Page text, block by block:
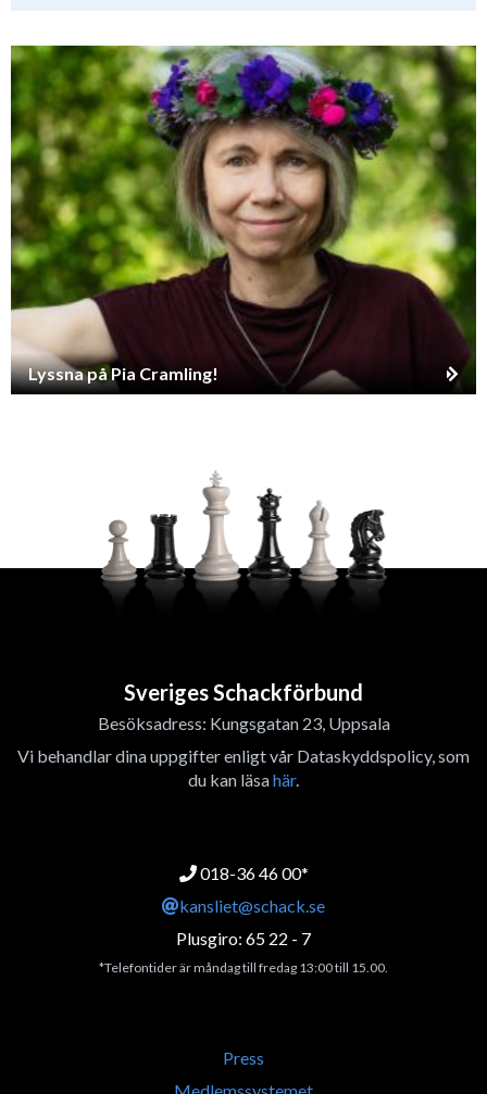
Lyssna på Pia Cramling!
Sveriges Schackförbund
Besöksadress: Kungsgatan 23, Uppsala
Vi behandlar dina uppgifter enligt vår Dataskyddspolicy, som
du kan läsahär.
018-36 46 00*
kansliet@schack.se
Plusgiro: 65 22 - 7
*Telefontider är måndag till fredag 13:00 till 15.00.
Press